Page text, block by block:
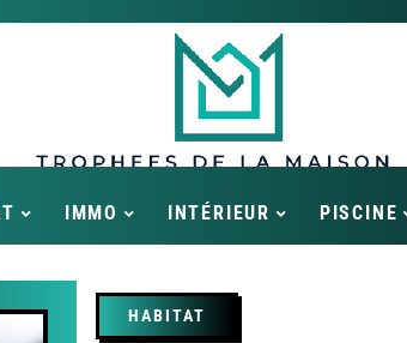
IMMO INTÉRIEUR PISCINE
HABITAT